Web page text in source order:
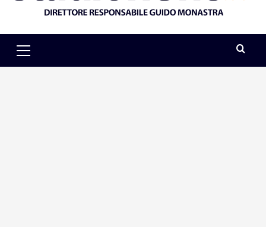
Menu